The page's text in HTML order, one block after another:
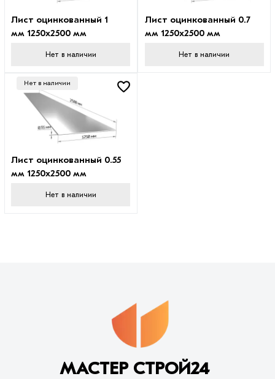
Лист оцинкованный 1
мм 1250х2500 мм
Нет в наличии
Лист оцинкованный 0.7
мм 1250х2500 мм
Нет в наличии
Нет в наличии
Лист оцинкованный 0.55
мм 1250х2500 мм
Нет в наличии
МАСТЕР СТРОЙ24